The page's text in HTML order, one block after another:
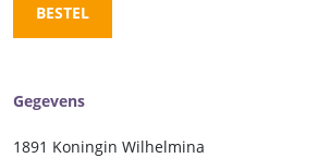
BESTEL
Gegevens
1891 Koningin Wilhelmina